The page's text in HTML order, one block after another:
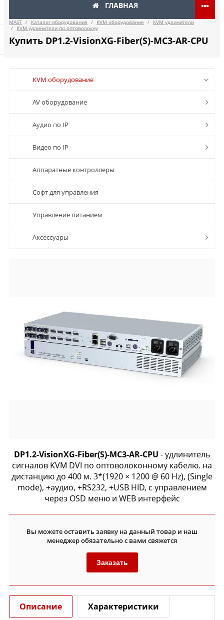
ГЛАВНАЯ
MAST / Каталог оборудования / KVM оборудование /
KVM удлинители
/
KVM удлинители по оптоволокну
Купить DP1.2-VisionXG-Fiber(S)-MC3-AR-CPU
KVM оборудование
AV оборудование
Аудио по IP
Видео по IP
Аппаратные контроллеры
Софт для управления
Управление питанием
Аксессуары
DP1.2-VisionXG-Fiber(S)-MC3-AR-CPU - удлинитель
сигналов KVM DVI по оптоволоконному кабелю. на
дистанцию до 400 м. 3*(1920 × 1200 @ 60 Hz), (Single
mode), +аудио, +RS232, +USB HID, c управлением
через OSD меню и WEB интерфейс
Вы можете оставить заявку на данный товар и наш
менеджер обязательно с вами свяжется
Заказать
Описание Характеристики